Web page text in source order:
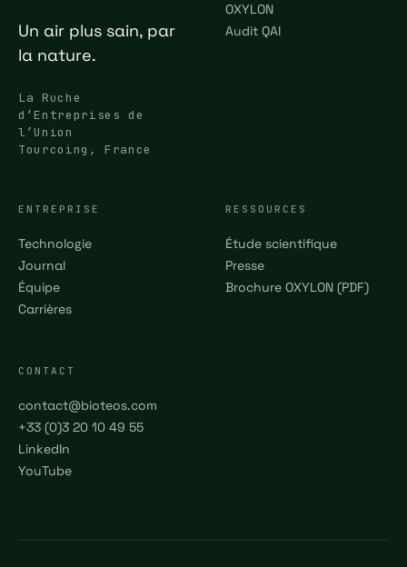
Un air plus sain, par
la nature.
La Ruche
d’Entreprises de
l’Union
Tourcoing, France
OXYLON
Audit QAI
ENTREPRISE
Technologie
Journal
Équipe
Carrières
RESSOURCES
Étude scientifique
Presse
Brochure OXYLON (PDF)
CONTACT
contact@bioteos.com
+33 (0)3 20 10 49 55
LinkedIn
YouTube